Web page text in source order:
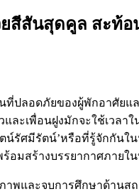
ยสีสันสุดคูล สะท้
ที่ปลอดภัยของผู้พักอาศัยแ
ละเพื่อนฝูงมักจะใช้เว
ตน์รัศมีรัตน์’หรือที่รู้จักกั
อมสร้างบรรยากาศภาย
พและจบการศึกษาด้านส